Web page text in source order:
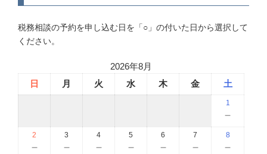
税務相談の予約を申し込む日を「○」の付いた日から選択して
ください。
2026年8月
日
月 火 水 木 金 土
1
－
2
－
3
－
4
－
5
－
6
－
7
－
8
－